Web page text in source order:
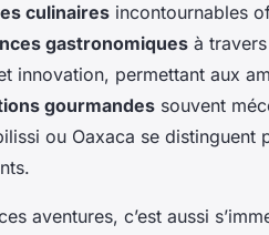
culinaires incontournables
gastronomiques à
innovation, permettant aux
gourmandes souvent
ou Oaxaca se distinguent
aventures, c’est aussi